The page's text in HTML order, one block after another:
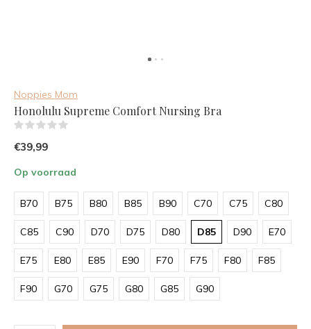
Noppies Mom
Honolulu Supreme Comfort Nursing Bra
€39,99
Op voorraad
B70 B75 B80 B85 B90 C70 C75 C80
C85 C90 D70 D75 D80 D85 D90 E70
E75 E80 E85 E90 F70 F75 F80 F85
F90 G70 G75 G80 G85 G90